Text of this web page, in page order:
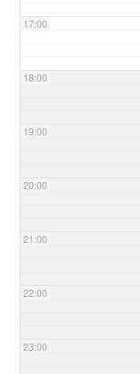
17:00
18:00
19:00
20:00
21:00
22:00
23:00